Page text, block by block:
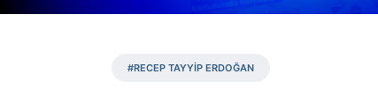
#RECEP TAYYİP ERDOĞAN